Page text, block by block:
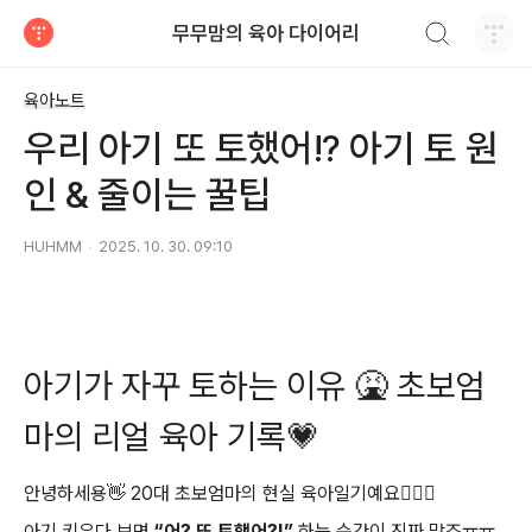
무무맘의 육아 다이어리
육아노트
우리 아기 또 토했어!? 아기 토 원
인 & 줄이는 꿀팁
HUHMM 2025. 10. 30. 09:10
아기가 자꾸 토하는 이유 🤮 초보엄
마의 리얼 육아 기록💗
안녕하세용👋 20대 초보엄마의 현실 육아일기예요💁🏻‍♀️